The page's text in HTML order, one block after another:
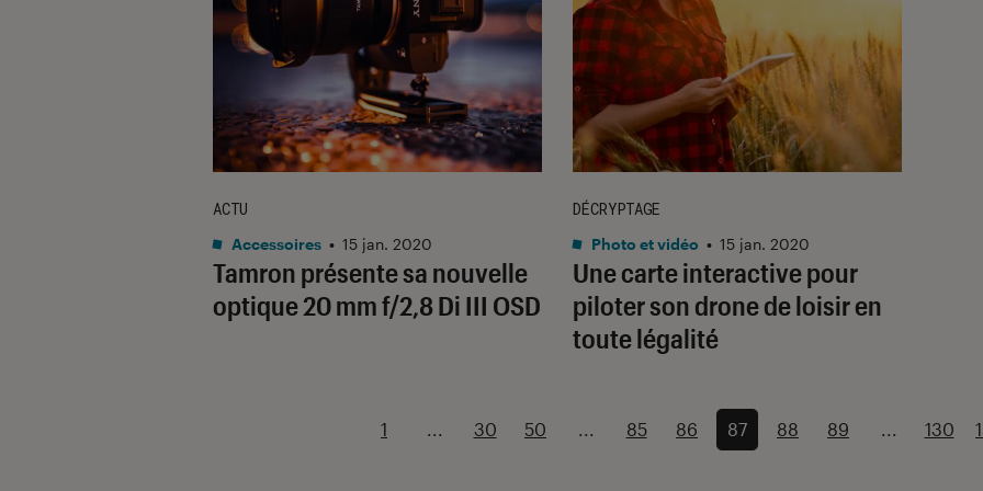
Tamron présente sa nouvelle
optique 20 mm f/2,8 Di III OSD
ACTU
Accessoires • 15 jan. 2020
Une carte interactive pour
piloter son drone de loisir en
toute légalité
DÉCRYPTAGE
Photo et vidéo • 15 jan. 2020
1 ... 30 50 ... 85 86 87 88 89 ... 130